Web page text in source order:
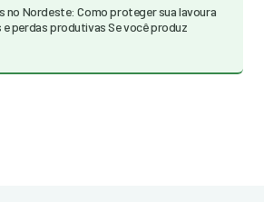
no Nordeste: Como proteger sua lavoura
perdas produtivas Se você produz